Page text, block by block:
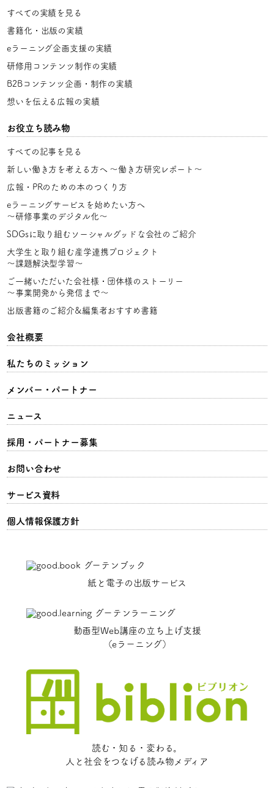
すべての実績を見る
書籍化・出版の実績
eラーニング企画支援の実績
研修用コンテンツ制作の実績
B2Bコンテンツ企画・制作の実績
想いを伝える広報の実績
お役立ち読み物
すべての記事を見る
新しい働き方を考える方へ 〜働き方研究レポート〜
広報・PRのための本のつくり方
eラーニングサービスを始めたい方へ
〜研修事業のデジタル化〜
SDGsに取り組むソーシャルグッドな会社のご紹介
大学生と取り組む産学連携プロジェクト
〜課題解決型学習〜
ご一緒いただいた会社様・団体様のストーリー
〜事業開発から発信まで〜
出版書籍のご紹介&編集者おすすめ書籍
会社概要
私たちのミッション
メンバー・パートナー
ニュース
採用・パートナー募集
お問い合わせ
サービス資料
個人情報保護方針
紙と電子の出版サービス
動画型Web講座の立ち上げ支援
（eラーニング）
読む・知る・変わる。
人と社会をつなげる読み物メディア